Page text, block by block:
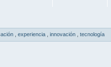
experiencia innovación tecnología